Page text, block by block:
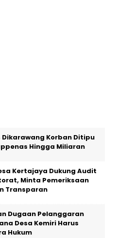
Dikarawang Korban Ditipu
Hingga Miliaran
Kertajaya Dukung Audit
Minta Pemeriksaan
Transparan
Dugaan Pelanggaran
Desa Kemiri Harus
Hukum